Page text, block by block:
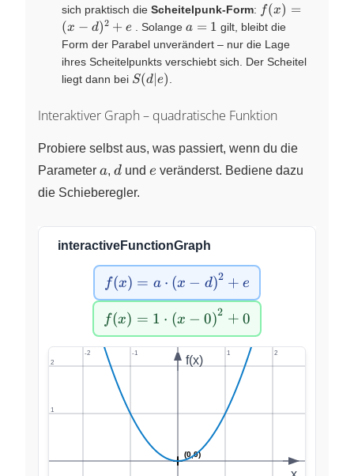
sich praktisch die Scheitelpunk-Form: f(x)=(x-
d)^{2}+e
f(x) =
(x − d)2 + e . Solange a=1
a = 1 gilt, bleibt die
Form der Parabel unverändert – nur die Lage
ihres Scheitelpunkts verschiebt sich. Der Scheitel
liegt dann bei S(d\vert
S(d∣ e).
Interaktiver Graph – quadratische Funktion
Probiere selbst aus, was passiert, wenn du die
Parameter a
a, d
d und e
e veränderst. Bediene dazu
die Schieberegler.